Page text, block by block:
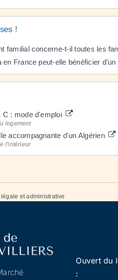
!
familial concerne-t-il toutes les
en France peut-elle bénéficier
C : mode d'emploi
logement
accompagnante d'un Algérien
l'intérieur
et administrative
Ouvert du
: